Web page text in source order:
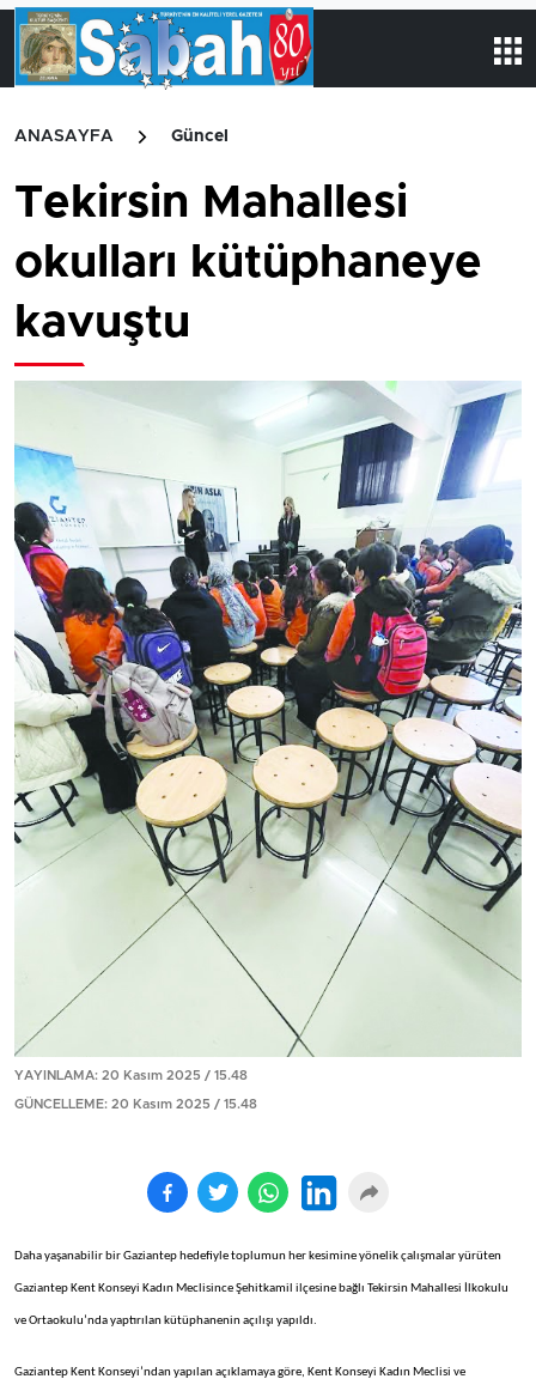
ANASAYFA Güncel
Tekirsin Mahallesi
okulları kütüphaneye
kavuştu
YAYINLAMA: 20 Kasım 2025 / 15.48
GÜNCELLEME: 20 Kasım 2025 / 15.48
Daha yaşanabilir bir Gaziantep hedefiyle toplumun her kesimine yönelik çalışmalar yürüten
Gaziantep Kent Konseyi Kadın Meclisince Şehitkamil ilçesine bağlı Tekirsin Mahallesi İlkokulu
ve Ortaokulu’nda yaptırılan kütüphanenin açılışı yapıldı.
Gaziantep Kent Konseyi’ndan yapılan açıklamaya göre, Kent Konseyi Kadın Meclisi ve